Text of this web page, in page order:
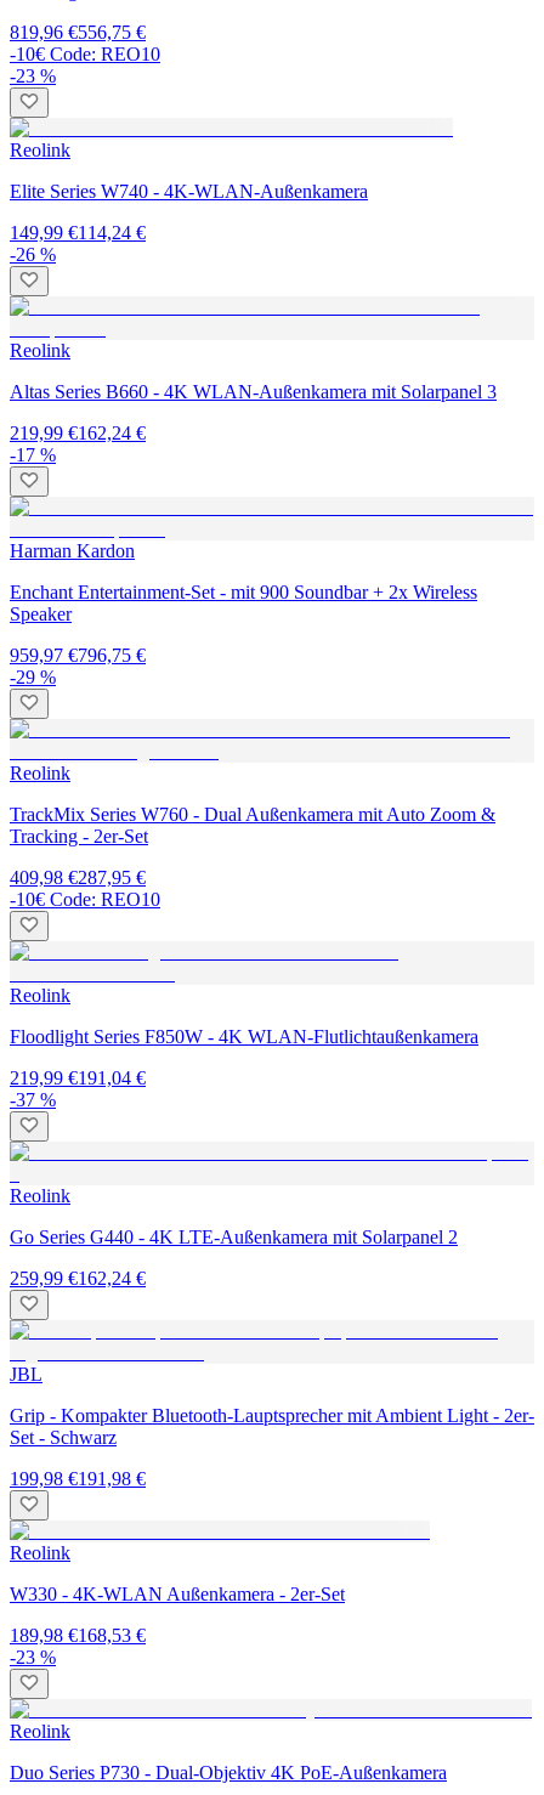
819,96 €556,75 €
-10€ Code: REO10
-23 %
Reolink
Elite Series W740 - 4K-WLAN-Außenkamera
149,99 €114,24 €
-26 %
Reolink
Altas Series B660 - 4K WLAN-Außenkamera mit Solarpanel 3
219,99 €162,24 €
-17 %
Harman Kardon
Enchant Entertainment-Set - mit 900 Soundbar + 2x Wireless
Speaker
959,97 €796,75 €
-29 %
Reolink
TrackMix Series W760 - Dual Außenkamera mit Auto Zoom &
Tracking - 2er-Set
409,98 €287,95 €
-10€ Code: REO10
Reolink
Floodlight Series F850W - 4K WLAN-Flutlichtaußenkamera
219,99 €191,04 €
-37 %
Reolink
Go Series G440 - 4K LTE-Außenkamera mit Solarpanel 2
259,99 €162,24 €
JBL
Grip - Kompakter Bluetooth-Lauptsprecher mit Ambient Light - 2er-
Set - Schwarz
199,98 €191,98 €
Reolink
W330 - 4K-WLAN Außenkamera - 2er-Set
189,98 €168,53 €
-23 %
Reolink
Duo Series P730 - Dual-Objektiv 4K PoE-Außenkamera